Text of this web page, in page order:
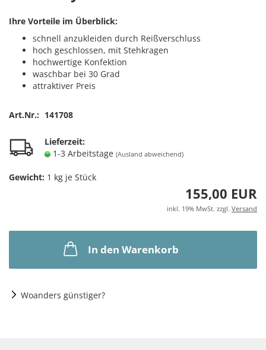
Passwort vergessen?
Ihre Vorteile im Überblick:
schnell anzukleiden durch Reißverschluss
hoch geschlossen, mit Stehkragen
hochwertige Konfektion
waschbar bei 30 Grad
attraktiver Preis
Art.Nr.: 141708
Lieferzeit:
1-3 Arbeitstage (Ausland abweichend)
Gewicht: 1 kg je Stück
155,00 EUR
inkl. 19% MwSt. zzgl. Versand
In den Warenkorb
Woanders günstiger?